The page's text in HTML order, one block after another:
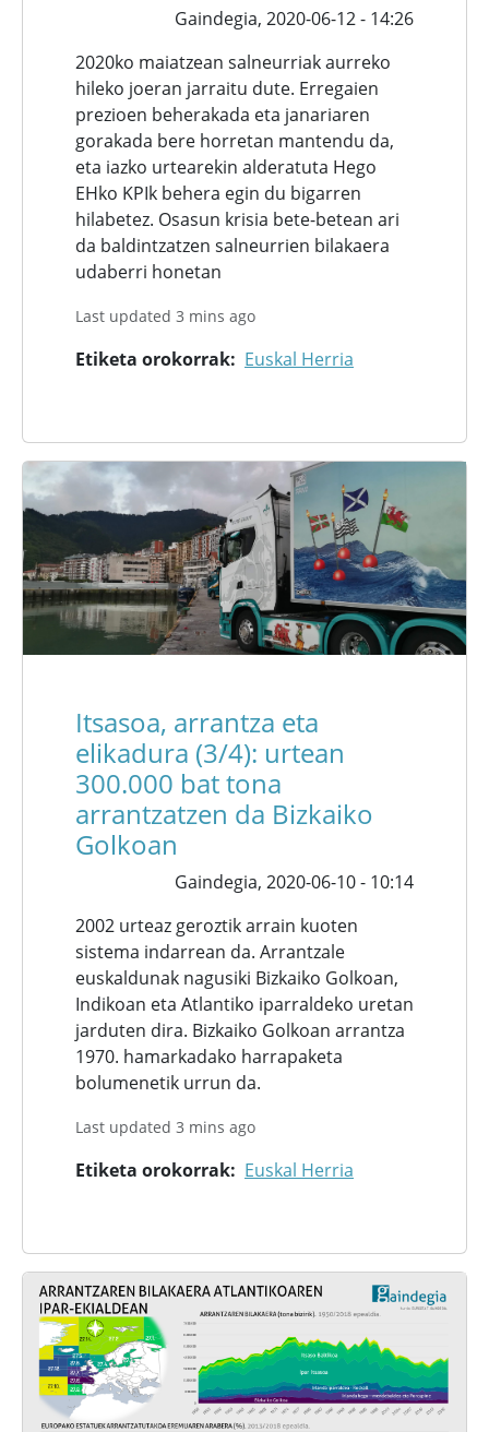
Gaindegia, 2020-06-12 - 14:26
2020ko maiatzean salneurriak aurreko
hileko joeran jarraitu dute. Erregaien
prezioen beherakada eta janariaren
gorakada bere horretan mantendu da,
eta iazko urtearekin alderatuta Hego
EHko KPIk behera egin du bigarren
hilabetez. Osasun krisia bete-betean ari
da baldintzatzen salneurrien bilakaera
udaberri honetan
Last updated 3 mins ago
Etiketa orokorrak Euskal Herria
Itsasoa, arrantza eta
elikadura (3/4): urtean
300.000 bat tona
arrantzatzen da Bizkaiko
Golkoan
Gaindegia, 2020-06-10 - 10:14
2002 urteaz geroztik arrain kuoten
sistema indarrean da. Arrantzale
euskaldunak nagusiki Bizkaiko Golkoan,
Indikoan eta Atlantiko iparraldeko uretan
jarduten dira. Bizkaiko Golkoan arrantza
1970. hamarkadako harrapaketa
bolumenetik urrun da.
Last updated 3 mins ago
Etiketa orokorrak Euskal Herria